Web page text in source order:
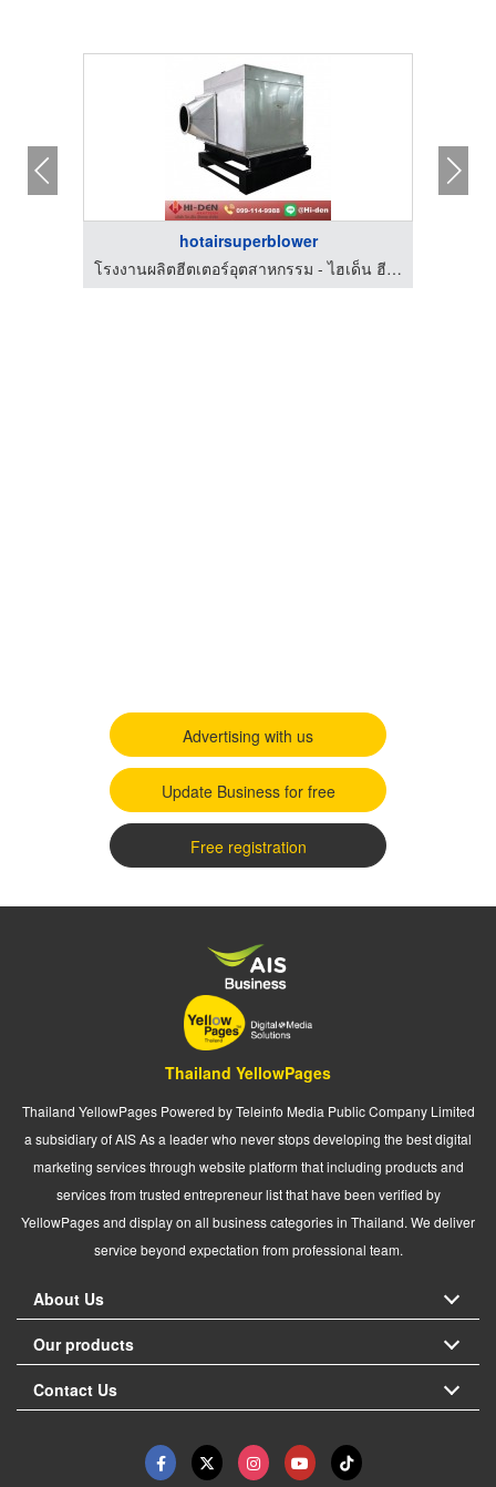
hotairsuperblower
โรงงานผลิตฮีตเตอร์อุตสาหกรรม - ไฮเด็น ฮีตเทค
Advertising with us
Update Business for free
Free registration
Thailand YellowPages
Thailand YellowPages Powered by Teleinfo Media Public Company Limited
a subsidiary of AIS As a leader who never stops developing the best digital
marketing services through website platform that including products and
services from trusted entrepreneur list that have been verified by
YellowPages and display on all business categories in Thailand. We deliver
service beyond expectation from professional team.
About Us
Our products
Contact Us